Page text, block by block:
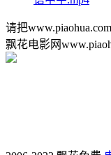
请把
飘花电影网